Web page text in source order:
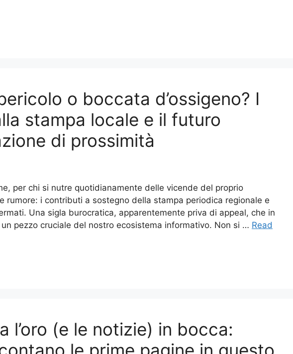
o boccata d’ossigeno? I
stampa locale e il futuro
di prossimità
per chi si nutre quotidianamente delle vicende del proprio
rumore: i contributi a sostegno della stampa periodica regionale e
Una sigla burocratica, apparentemente priva di appeal, che in
pezzo cruciale del nostro ecosistema informativo. Non si … Read
l’oro (e le notizie) in bocca: